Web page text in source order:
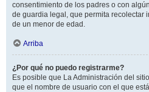
consentimiento de los padres o con
de guardia legal, que permita recolectar
de un menor de edad.
Arriba
¿Por qué no puedo registrarme?
Es posible que La Administración del
que el nombre de usuario con el que